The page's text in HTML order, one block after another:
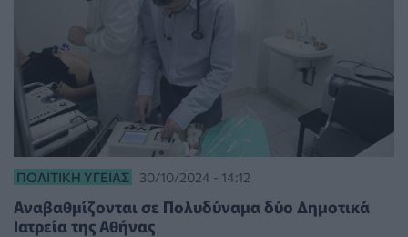
ΠΟΛΙΤΙΚΉ ΥΓΕΊΑΣ 30/10/2024 - 14:12
Αναβαθμίζονται σε Πολυδύναμα δύο Δημοτικά
Ιατρεία της Αθήνας